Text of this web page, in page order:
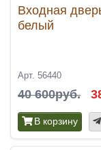
Входная
белый
Арт. 56440
40 600руб.
В корзину